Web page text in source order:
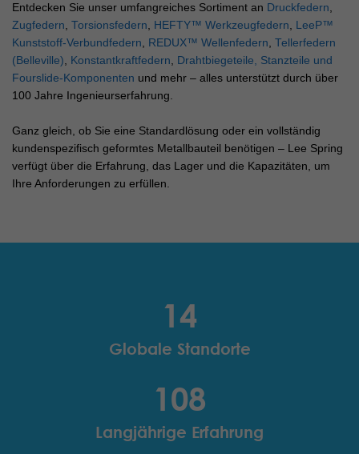
Entdecken Sie unser umfangreiches Sortiment an Druckfedern
Zugfedern Torsionsfedern HEFTY™ Werkzeugfedern
LeeP™
Kunststoff-Verbundfedern
REDUX™ Wellenfedern Tellerfedern
(Belleville)
Konstantkraftfedern
Drahtbiegeteile, Stanzteile und
Fourslide-Komponenten und mehr – alles unterstützt durch über
100 Jahre Ingenieurserfahrung.
Ganz gleich, ob Sie eine Standardlösung oder ein vollständig
kundenspezifisch geformtes Metallbauteil benötigen – Lee Spring
verfügt über die Erfahrung, das Lager und die Kapazitäten, um
Ihre Anforderungen zu erfüllen.
14
Globale Standorte
108
Langjährige Erfahrung